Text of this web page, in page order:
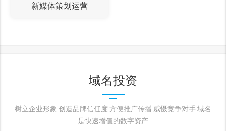
新媒体策划运营
域名投资
树立企业形象 创造品牌信任度 方便推广传播 威慑竞争对手 域名
是快速增值的数字资产